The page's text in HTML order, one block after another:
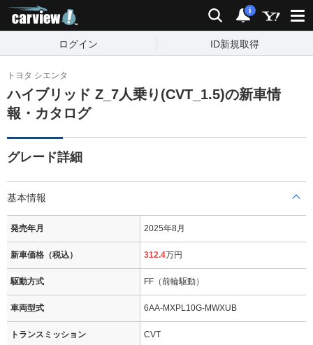
検索 通知
i
ログイン ID新規取得
トヨタ シエンタ
ハイブリッド Z_7人乗り(CVT_1.5)の新車情
報・カタログ
グレード詳細
基本情報
発売年月 2025年8月
新車価格（税込） 312.4万円
駆動方式 FF（前輪駆動）
車両型式 6AA-MXPL10G-MWXUB
トランスミッション CVT